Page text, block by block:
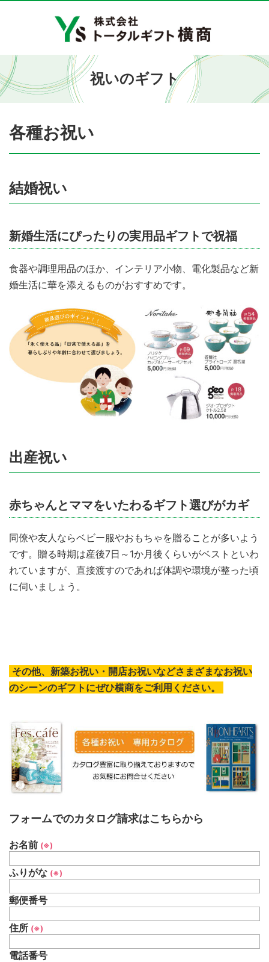
祝いのギフト
各種お祝い
結婚祝い
新婚生活にぴったりの実用品ギフトで祝福
食器や調理用品のほか、インテリア小物、電化製品など新
婚生活に華を添えるものがおすすめです。
出産祝い
赤ちゃんとママをいたわるギフト選びがカギ
同僚や友人ならベビー服やおもちゃを贈ることが多いよう
です。贈る時期は産後7日～1か月後くらいがベストといわ
れていますが、直接渡すのであれば体調や環境が整った頃
に伺いましょう。
その他、新築お祝い・開店お祝いなどさまざまなお祝い
のシーンのギフトにぜひ横商をご利用ください。
フォームでのカタログ請求はこちらから
お名前 (※)
ふりがな (※)
郵便番号
住所 (※)
電話番号